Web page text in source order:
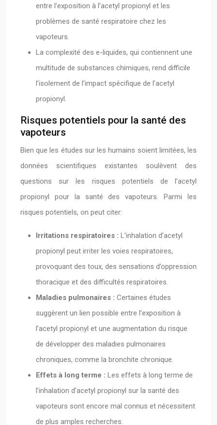
entre l’exposition à l’acetyl propionyl et les
problèmes de santé respiratoire chez les
vapoteurs.
La complexité des e-liquides, qui contiennent une
multitude de substances chimiques, rend difficile
l’isolement de l’impact spécifique de l’acetyl
propionyl.
Risques potentiels pour la santé des
vapoteurs
Bien que les études sur les humains soient limitées, les
données scientifiques existantes soulèvent des
questions sur les risques potentiels de l’acetyl
propionyl pour la santé des vapoteurs. Parmi les
risques potentiels, on peut citer:
Irritations respiratoires : L’inhalation d’acetyl
propionyl peut irriter les voies respiratoires,
provoquant des toux, des sensations d’oppression
thoracique et des difficultés respiratoires.
Maladies pulmonaires : Certaines études
suggèrent un lien possible entre l’exposition à
l’acetyl propionyl et une augmentation du risque
de développer des maladies pulmonaires
chroniques, comme la bronchite chronique.
Effets à long terme : Les effets à long terme de
l’inhalation d’acetyl propionyl sur la santé des
vapoteurs sont encore mal connus et nécessitent
de plus amples recherches.